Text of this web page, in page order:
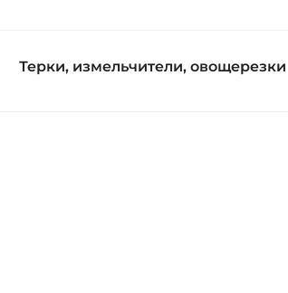
Терки, измельчители, овощерезки